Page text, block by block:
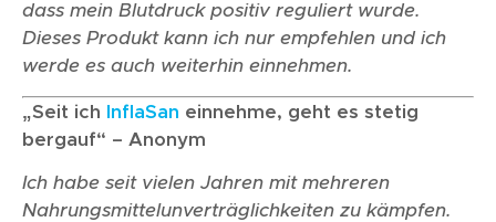
dass mein Blutdruck positiv reguliert wurde.
Dieses Produkt kann ich nur empfehlen und ich
werde es auch weiterhin einnehmen.
„Seit ich InflaSan einnehme, geht es stetig
bergauf“ – Anonym
Ich habe seit vielen Jahren mit mehreren
Nahrungsmittelunverträglichkeiten zu kämpfen.